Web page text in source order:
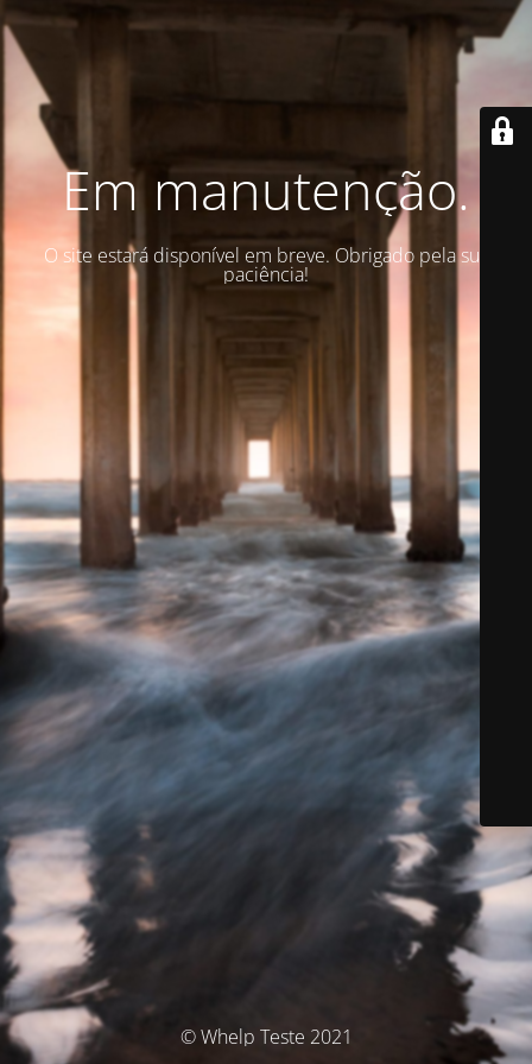
Em manutenção.
O site estará disponível em breve. Obrigado pela sua
paciência!
© Whelp Teste 2021